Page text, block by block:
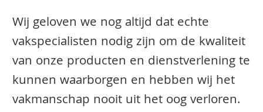
Wij geloven we nog altijd dat echte
vakspecialisten nodig zijn om de kwaliteit
van onze producten en dienstverlening te
kunnen waarborgen en hebben wij het
vakmanschap nooit uit het oog verloren.